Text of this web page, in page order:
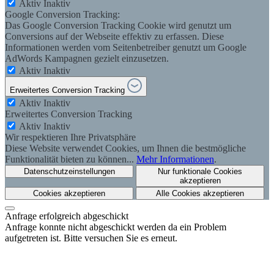
Aktiv Inaktiv
Google Conversion Tracking:
Das Google Conversion Tracking Cookie wird genutzt um
Conversions auf der Webseite effektiv zu erfassen. Diese
Informationen werden vom Seitenbetreiber genutzt um Google
AdWords Kampagnen gezielt einzusetzen.
Aktiv Inaktiv
Erweitertes Conversion Tracking
Aktiv Inaktiv
Erweitertes Conversion Tracking
Aktiv Inaktiv
Wir respektieren Ihre Privatsphäre
Diese Website verwendet Cookies, um Ihnen die bestmögliche
Funktionalität bieten zu können... Mehr Informationen.
Datenschutzeinstellungen
Nur funktionale Cookies
akzeptieren
Cookies akzeptieren
Alle Cookies akzeptieren
Anfrage erfolgreich abgeschickt
Anfrage konnte nicht abgeschickt werden da ein Problem
aufgetreten ist. Bitte versuchen Sie es erneut.